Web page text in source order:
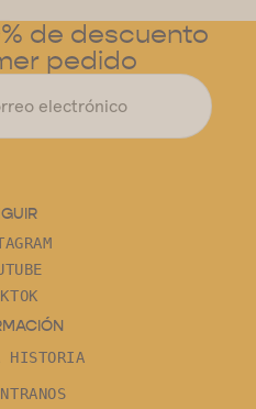
de descuento
pedido
HISTORIA